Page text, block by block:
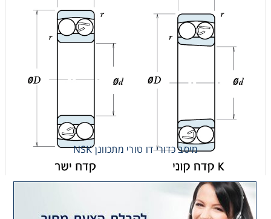
מיסב כדורי דו טורי מתכוונן NSK
מיסב כדורי דו טורי מתכוונן NSK